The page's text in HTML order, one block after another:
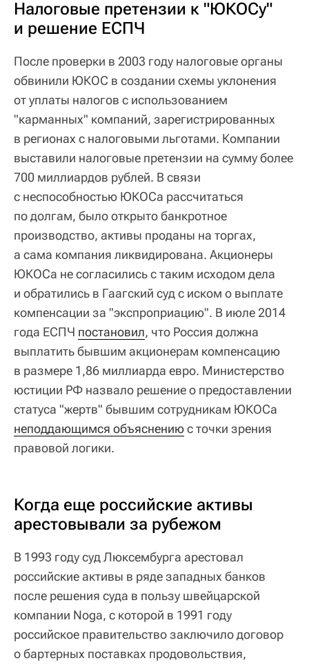
Налоговые претензии к "ЮКОСу"
и решение ЕСПЧ
После проверки в 2003 году налоговые органы
обвинили ЮКОС в создании схемы уклонения
от уплаты налогов с использованием
"карманных" компаний, зарегистрированных
в регионах с налоговыми льготами. Компании
выставили налоговые претензии на сумму более
700 миллиардов рублей. В связи
с неспособностью ЮКОСа рассчитаться
по долгам, было открыто банкротное
производство, активы проданы на торгах,
а сама компания ликвидирована. Акционеры
ЮКОСа не согласились с таким исходом дела
и обратились в Гаагский суд с иском о выплате
компенсации за "экспроприацию". В июле 2014
года ЕСПЧ постановил, что Россия должна
выплатить бывшим акционерам компенсацию
в размере 1,86 миллиарда евро. Министерство
юстиции РФ назвало решение о предоставлении
статуса "жертв" бывшим сотрудникам ЮКОСа
неподдающимся объяснениюс точки зрения
правовой логики.
Когда еще российские активы
арестовывали за рубежом
В 1993 году суд Люксембурга арестовал
российские активы в ряде западных банков
после решения суда в пользу швейцарской
компании Noga, с которой в 1991 году
российское правительство заключило договор
о бартерных поставках продовольствия,